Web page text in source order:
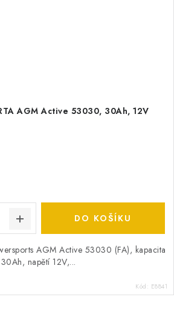
AGM Active 53030, 30Ah, 12V
DO KOŠÍKU
AGM Active 53030 (FA), kapacita
30Ah, napětí 12V,...
Kód: E8841